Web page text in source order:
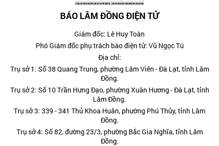
BÁO LÂM ĐỒNG ĐIỆN TỬ
Giám đốc: Lê Huy Toàn
Phó Giám đốc phụ trách báo điện tử: Vũ Ngọc Tú
Địa chỉ:
Trụ sở 1: Số 38 Quang Trung, phường Lâm Viên - Đà Lạt, tỉnh Lâm
Đồng.
Trụ sở 2: Số 10 Trần Hưng Đạo, phường Xuân Hương - Đà Lạt, tỉnh
Lâm Đồng.
Trụ sở 3: 339 - 341 Thủ Khoa Huân, phường Phú Thủy, tỉnh Lâm
Đồng.
Trụ sở 4: Số 82, đường 23/3, phường Bắc Gia Nghĩa, tỉnh Lâm
Đồng.